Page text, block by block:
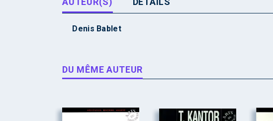
Denis Bablet
DU MÊME AUTEUR